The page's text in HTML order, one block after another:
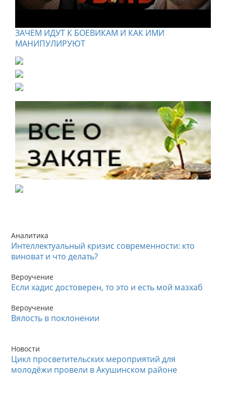
ЗАЧЕМ ИДУТ К БОЕВИКАМ И КАК ИМИ
МАНИПУЛИРУЮТ
Аналитика
Интеллектуальный кризис современности: кто
виноват и что делать?
Вероучение
Если хадис достоверен, то это и есть мой мазхаб
Вероучение
Вялость в поклонении
Новости
Цикл просветительских мероприятий для
молодёжи провели в Акушинском районе